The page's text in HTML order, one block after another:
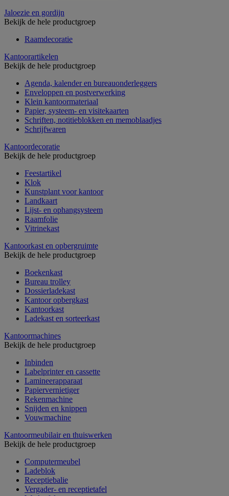
Jaloezie en gordijn
Bekijk de hele productgroep
Raamdecoratie
Kantoorartikelen
Bekijk de hele productgroep
Agenda, kalender en bureauonderleggers
Enveloppen en postverwerking
Klein kantoormateriaal
Papier, systeem- en visitekaarten
Schriften, notitieblokken en memoblaadjes
Schrijfwaren
Kantoordecoratie
Bekijk de hele productgroep
Feestartikel
Klok
Kunstplant voor kantoor
Landkaart
Lijst- en ophangsysteem
Raamfolie
Vitrinekast
Kantoorkast en opbergruimte
Bekijk de hele productgroep
Boekenkast
Bureau trolley
Dossierladekast
Kantoor opbergkast
Kantoorkast
Ladekast en sorteerkast
Kantoormachines
Bekijk de hele productgroep
Inbinden
Labelprinter en cassette
Lamineerapparaat
Papiervernietiger
Rekenmachine
Snijden en knippen
Vouwmachine
Kantoormeubilair en thuiswerken
Bekijk de hele productgroep
Computermeubel
Ladeblok
Receptiebalie
Vergader- en receptietafel